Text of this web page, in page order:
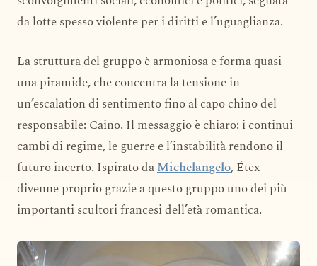
da lotte spesso violente per i diritti e l’uguaglianza.
La struttura del gruppo è armoniosa e forma quasi
una piramide, che concentra la tensione in
un’escalation di sentimento fino al capo chino del
responsabile: Caino. Il messaggio è chiaro: i continui
cambi di regime, le guerre e l’instabilità rendono il
futuro incerto. Ispirato daMichelangelo, Étex
divenne proprio grazie a questo gruppo uno dei più
importanti scultori francesi dell’età romantica.